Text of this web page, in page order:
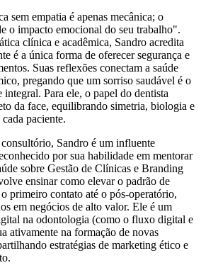
sem empatia é apenas mecânica; o
o impacto emocional do seu trabalho".
clínica e acadêmica, Sandro acredita
é a única forma de oferecer segurança e
Suas reflexões conectam a saúde
pregando que um sorriso saudável é o
integral. Para ele, o papel do dentista
da face, equilibrando simetria, biologia e
paciente.
Sandro é um influente
por sua habilidade em mentorar
sobre Gestão de Clínicas e Branding
ensinar como elevar o padrão de
primeiro contato até o pós-operatório,
em negócios de alto valor. Ele é um
na odontologia (como o fluxo digital e
ativamente na formação de novas
estratégias de marketing ético e